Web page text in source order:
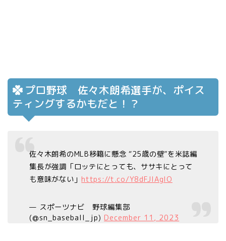
プロ野球 佐々木朗希選手が、ポイス
ティングするかもだと！？
佐々木朗希のMLB移籍に懸念 “25歳の壁”を米誌編
集長が強調「ロッテにとっても、ササキにとって
も意味がない」 https://t.co/Y8dFJlAglO
— スポーツナビ 野球編集部
(@sn_baseball_jp) December 11, 2023